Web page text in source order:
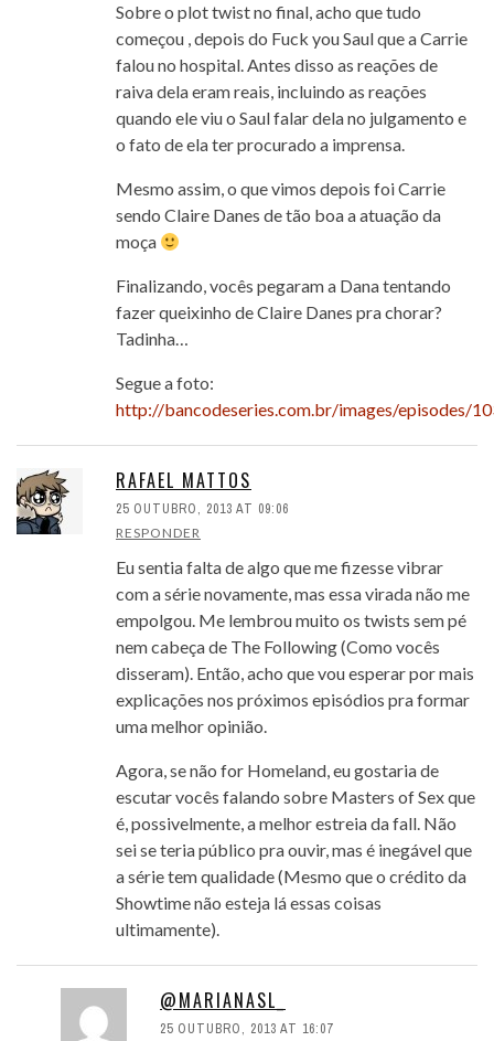
Sobre o plot twist no final, acho que tudo
começou , depois do Fuck you Saul que a Carrie
falou no hospital. Antes disso as reações de
raiva dela eram reais, incluindo as reações
quando ele viu o Saul falar dela no julgamento e
o fato de ela ter procurado a imprensa.
Mesmo assim, o que vimos depois foi Carrie
sendo Claire Danes de tão boa a atuação da
moça
Finalizando, vocês pegaram a Dana tentando
fazer queixinho de Claire Danes pra chorar?
Tadinha…
Segue a foto:
http://bancodeseries.com.br/images/episodes/
RAFAEL MATTOS
25 OUTUBRO, 2013 AT 09:06
RESPONDER
Eu sentia falta de algo que me fizesse vibrar
com a série novamente, mas essa virada não me
empolgou. Me lembrou muito os twists sem pé
nem cabeça de The Following (Como vocês
disseram). Então, acho que vou esperar por mais
explicações nos próximos episódios pra formar
uma melhor opinião.
Agora, se não for Homeland, eu gostaria de
escutar vocês falando sobre Masters of Sex que
é, possivelmente, a melhor estreia da fall. Não
sei se teria público pra ouvir, mas é inegável que
a série tem qualidade (Mesmo que o crédito da
Showtime não esteja lá essas coisas
ultimamente).
@MARIANASL_
25 OUTUBRO, 2013 AT 16:07